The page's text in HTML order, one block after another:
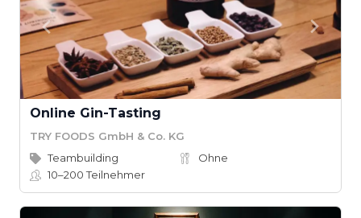
Online Gin-Tasting
TRY FOODS GmbH & Co. KG
Teambuilding
Ohne
10–200Teilnehmer